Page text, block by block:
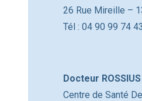
26 Rue Mireille –
Tél : 04 90 99 74 43
Docteur
Centre de Santé